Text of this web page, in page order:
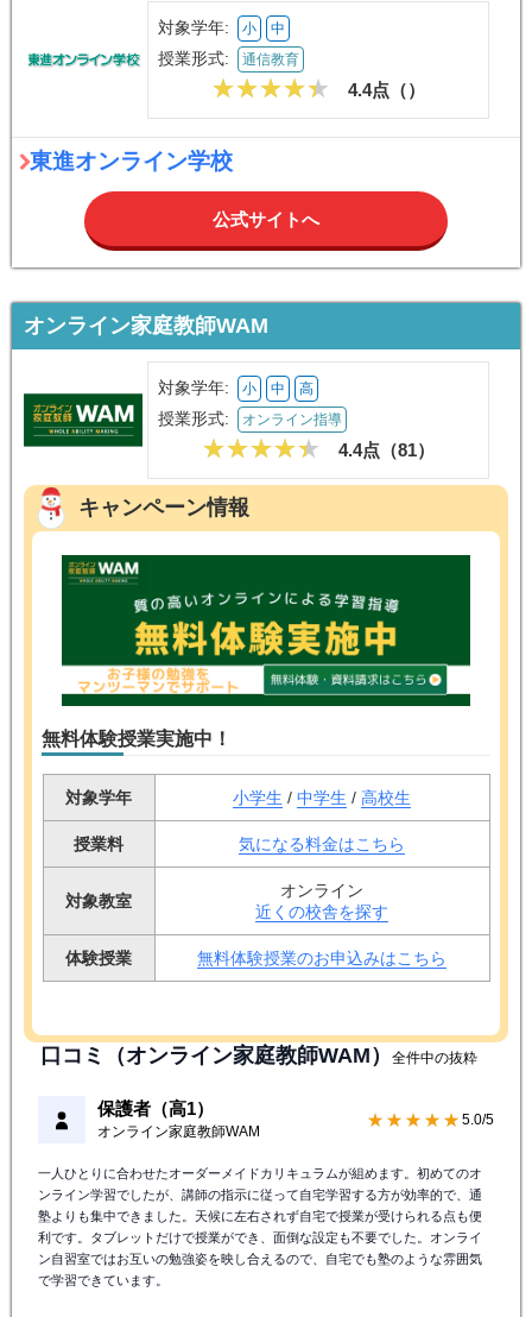
対象学年: 小 中
授業形式: 通信教育
4.4点（）
東進オンライン学校
公式サイトへ
オンライン家庭教師WAM
対象学年: 小 中 高
授業形式: オンライン指導
4.4点（81）
キャンペーン情報
無料体験授業実施中！
対象学年 小学生 / 中学生 / 高校生
授業料 気になる料金はこちら
対象教室
オンライン
近くの校舎を探す
体験授業 無料体験授業のお申込みはこちら
口コミ（オンライン家庭教師WAM） 全件中の抜粋
保護者（高1）
オンライン家庭教師WAM
★★★★★ 5.0/5
一人ひとりに合わせたオーダーメイドカリキュラムが組めます。初めてのオ
ンライン学習でしたが、講師の指示に従って自宅学習する方が効率的で、通
塾よりも集中できました。天候に左右されず自宅で授業が受けられる点も便
利です。タブレットだけで授業ができ、面倒な設定も不要でした。オンライ
ン自習室ではお互いの勉強姿を映し合えるので、自宅でも塾のような雰囲気
で学習できています。